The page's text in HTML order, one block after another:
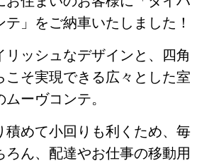
」をご納車いたしました！
リッシュなデザインと、四角
こそ実現できる広々とした室
ーヴコンテ。
積めて小回りも利くため、毎
ろん、配達やお仕事の移動用